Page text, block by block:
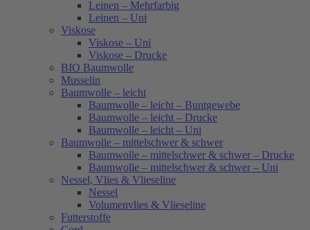
Leinen – Mehrfarbig
Leinen – Uni
Viskose
Viskose – Uni
Viskose – Drucke
BIO Baumwolle
Musselin
Baumwolle – leicht
Baumwolle – leicht – Buntgewebe
Baumwolle – leicht – Drucke
Baumwolle – leicht – Uni
Baumwolle – mittelschwer & schwer
Baumwolle – mittelschwer & schwer – Drucke
Baumwolle – mittelschwer & schwer – Uni
Nessel, Vlies & Vlieseline
Nessel
Volumenvlies & Vlieseline
Futterstoffe